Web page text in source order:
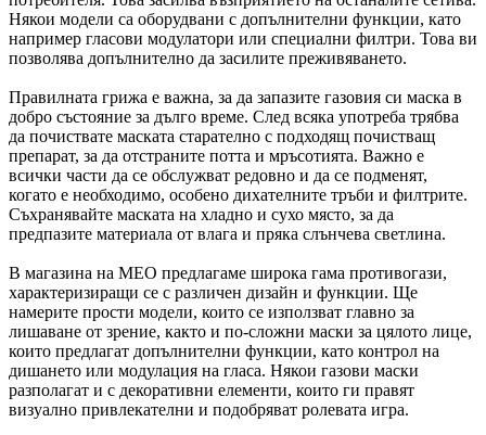
Някои модели са оборудвани с допълнителни функции, като
например гласови модулатори или специални филтри. Това ви
позволява допълнително да засилите преживяването.
Правилната грижа е важна, за да запазите газовия си маска в
добро състояние за дълго време. След всяка употреба трябва
да почиствате маската старателно с подходящ почистващ
препарат, за да отстраните потта и мръсотията. Важно е
всички части да се обслужват редовно и да се подменят,
когато е необходимо, особено дихателните тръби и филтрите.
Съхранявайте маската на хладно и сухо място, за да
предпазите материала от влага и пряка слънчева светлина.
В магазина на MEO предлагаме широка гама противогази,
характеризиращи се с различен дизайн и функции. Ще
намерите прости модели, които се използват главно за
лишаване от зрение, както и по-сложни маски за цялото лице,
които предлагат допълнителни функции, като контрол на
дишането или модулация на гласа. Някои газови маски
разполагат и с декоративни елементи, които ги правят
визуално привлекателни и подобряват ролевата игра.